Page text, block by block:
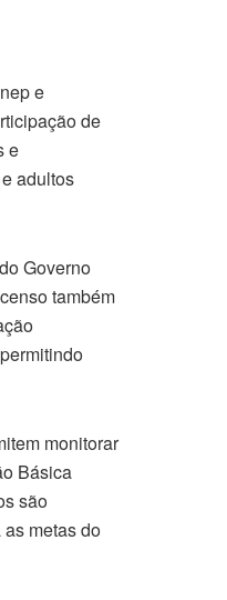
e
de
e
adultos
Governo
também
monitorar
Básica
são
metas do